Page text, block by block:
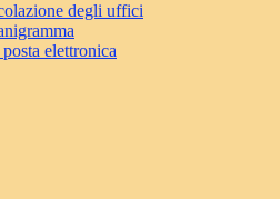
degli uffici
elettronica